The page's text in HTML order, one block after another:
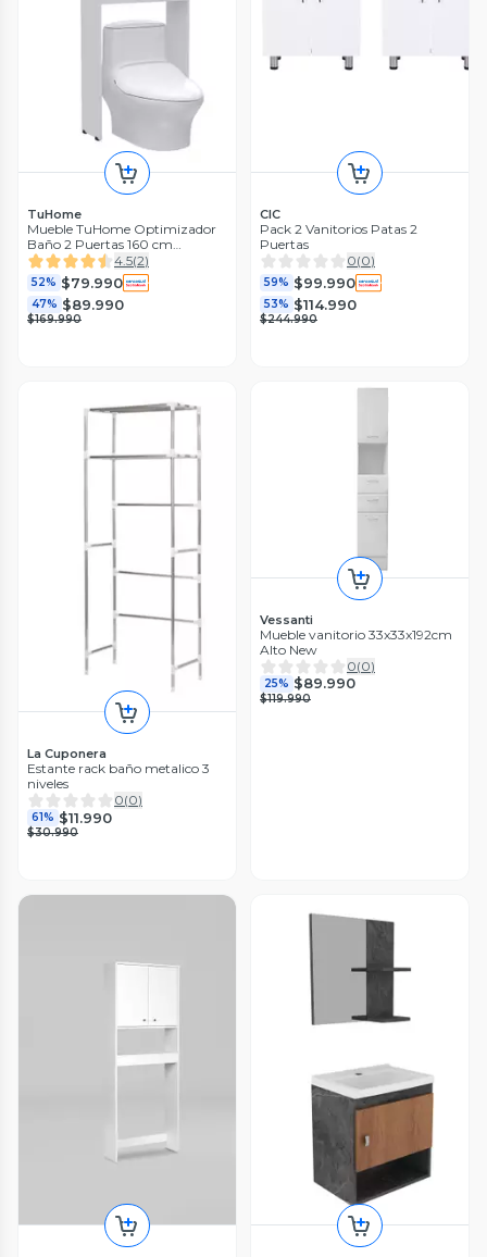
TuHome
Mueble TuHome Optimizador
Baño 2 Puertas 160 cm
TuHome
4.5(2)
52% $79.990
47% $89.990
$169.990
CIC
Pack 2 Vanitorios Patas 2
Puertas
0(0)
59% $99.990
53% $114.990
$244.990
La Cuponera
Estante rack baño metalico 3
niveles
0(0)
61% $11.990
$30.990
Vessanti
Mueble vanitorio 33x33x192cm
Alto New
0(0)
25% $89.990
$119.990